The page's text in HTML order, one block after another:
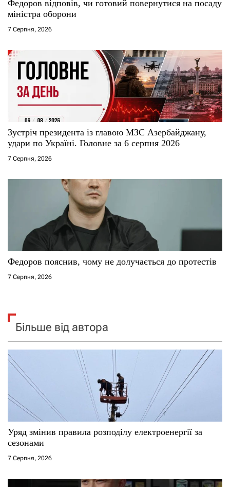
с
і
в
Федоров відповів, чи готовий повернутися на посаду
міністра оборони
7 Серпня, 2026
Зустріч президента із главою МЗС Азербайджану,
удари по Україні. Головне за 6 серпня 2026
7 Серпня, 2026
Федоров пояснив, чому не долучається до протестів
7 Серпня, 2026
Більше від автора
Уряд змінив правила розподілу електроенергії за
сезонами
7 Серпня, 2026